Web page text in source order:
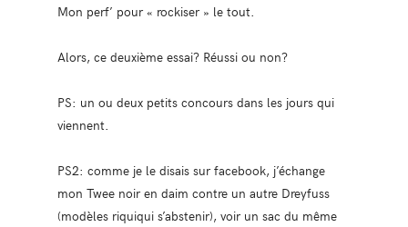
Mon perf’ pour « rockiser » le tout.
Alors, ce deuxième essai? Réussi ou non?
PS: un ou deux petits concours dans les jours qui
viennent.
PS2: comme je le disais sur facebook, j’échange
mon Twee noir en daim contre un autre Dreyfuss
(modèles riquiqui s’abstenir), voir un sac du même